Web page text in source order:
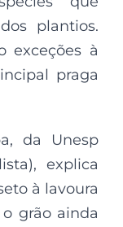
plantios.
exceções à
praga
da Unesp
explica
à lavoura
grão ainda